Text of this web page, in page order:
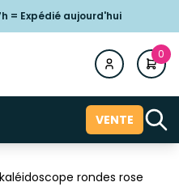
= Expédié aujourd'hui
0
VENTE
rondes rose